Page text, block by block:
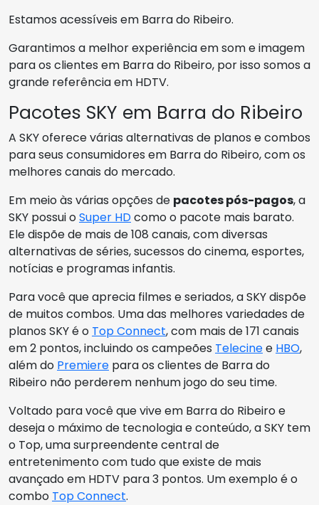
Estamos acessíveis em Barra do Ribeiro.
Garantimos a melhor experiência em som e imagem
para os clientes em Barra do Ribeiro, por isso somos a
grande referência em HDTV.
Pacotes SKY em Barra do Ribeiro
A SKY oferece várias alternativas de planos e combos
para seus consumidores em Barra do Ribeiro, com os
melhores canais do mercado.
Em meio às várias opções de pacotes pós-pagos, a
SKY possui oSuper HDcomo o pacote mais barato.
Ele dispõe de mais de 108 canais, com diversas
alternativas de séries, sucessos do cinema, esportes,
notícias e programas infantis.
Para você que aprecia filmes e seriados, a SKY dispõe
de muitos combos. Uma das melhores variedades de
planos SKY é o Top Connect, com mais de 171 canais
em 2 pontos, incluindo os campeões Telecinee HBO,
além do Premiere para os clientes de Barra do
Ribeiro não perderem nenhum jogo do seu time.
Voltado para você que vive em Barra do Ribeiro e
deseja o máximo de tecnologia e conteúdo, a SKY tem
o Top, uma surpreendente central de
entretenimento com tudo que existe de mais
avançado em HDTV para 3 pontos. Um exemplo é o
combo Top Connect.